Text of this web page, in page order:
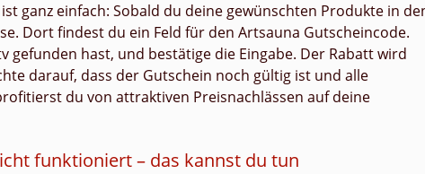
ganz einfach: Sobald du deine gewünschten Produkte in
Dort findest du ein Feld für den Artsauna Gutscheincode.
gefunden hast, und bestätige die Eingabe. Der Rabatt wird
darauf, dass der Gutschein noch gültig ist und alle
du von attraktiven Preisnachlässen auf deine
funktioniert – das kannst du tun